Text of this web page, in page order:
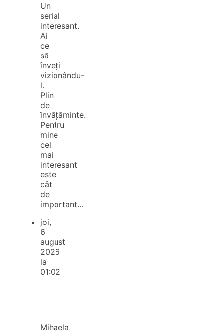
Un
serial
interesant.
Ai
ce
să
înveți
vizionându-
l.
Plin
de
învățăminte.
Pentru
mine
cel
mai
interesant
este
cât
de
important…
joi,
6
august
2026
la
01:02
Mihaela